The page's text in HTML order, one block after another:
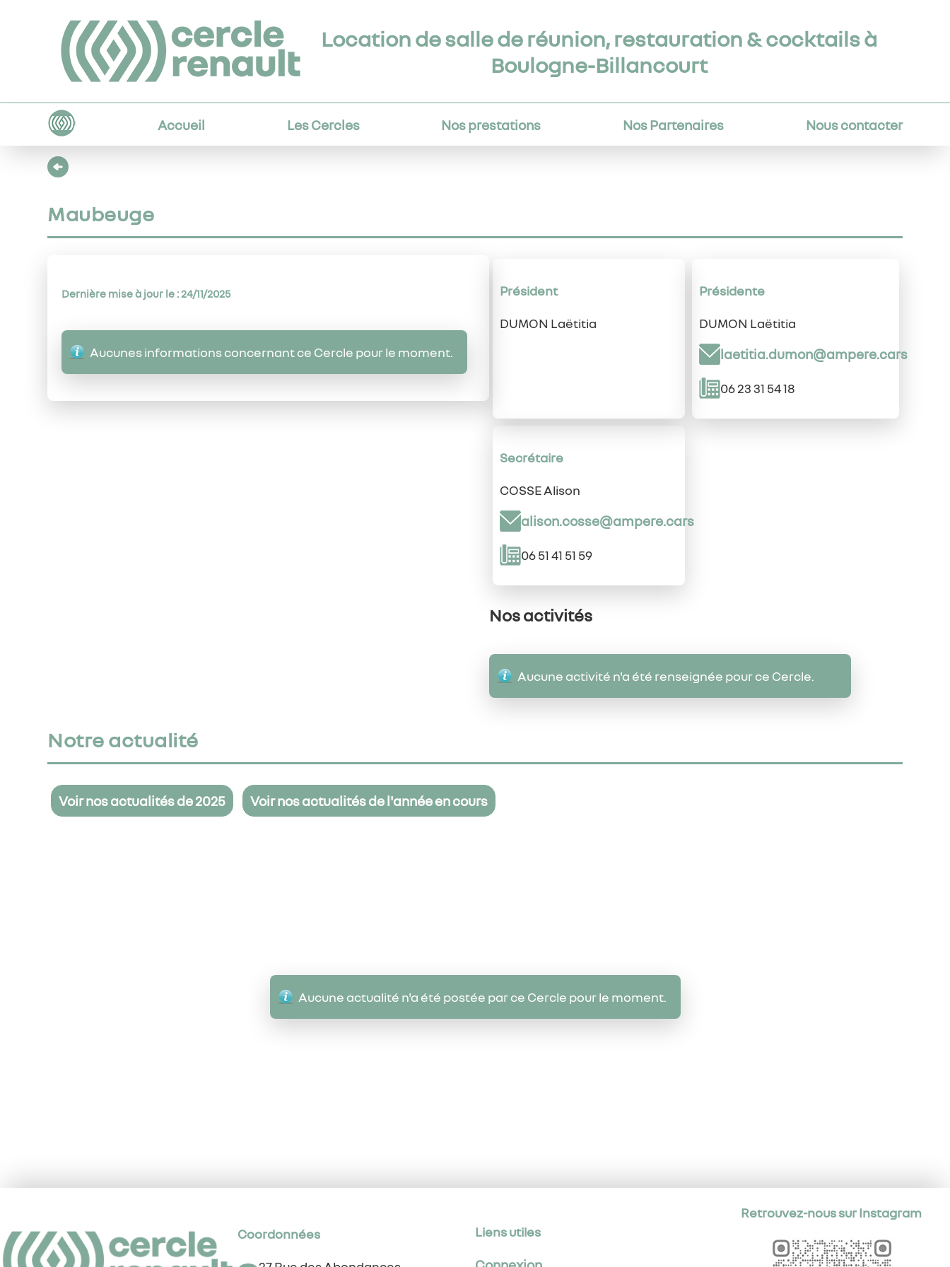
Location de salle de réunion, restauration & cocktails à
Boulogne-Billancourt
Accueil Les Cercles Nos prestations Nos Partenaires Nous contacter
Maubeuge
Dernière mise à jour le : 24/11/2025
Aucunes informations concernant ce Cercle pour le moment.
Président
DUMON Laëtitia
Présidente
DUMON Laëtitia
laetitia.dumon@ampere.cars
06 23 31 54 18
Secrétaire
COSSE Alison
alison.cosse@ampere.cars
06 51 41 51 59
Nos activités
Aucune activité n'a été renseignée pour ce Cercle.
Notre actualité
Voir nos actualités de 2025 Voir nos actualités de l'année en cours
Aucune actualité n'a été postée par ce Cercle pour le moment.
Coordonnées Liens utiles
Retrouvez-nous sur Instagram